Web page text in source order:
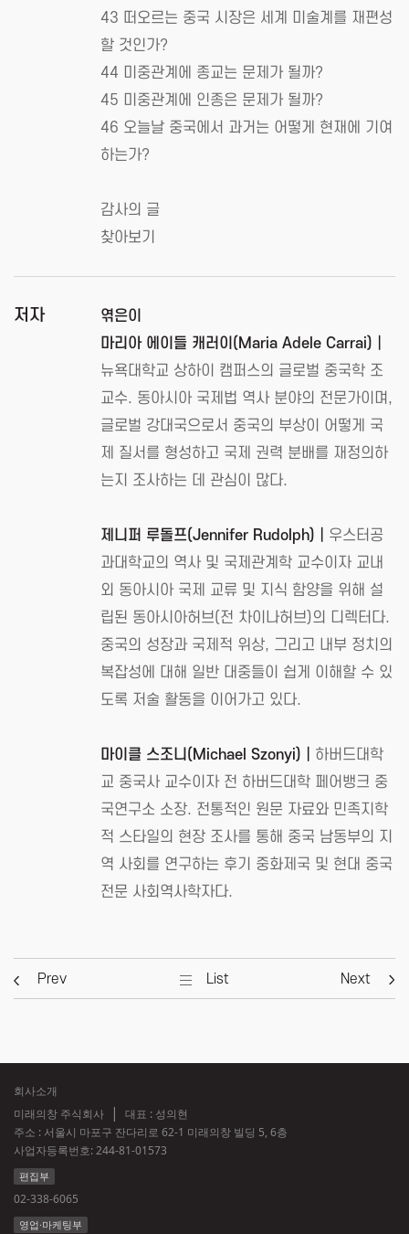
43 떠오르는 중국 시장은 세계 미술계를 재편성
할 것인가?
44 미중관계에 종교는 문제가 될까?
45 미중관계에 인종은 문제가 될까?
46 오늘날 중국에서 과거는 어떻게 현재에 기여
하는가?
감사의 글
찾아보기
저자
엮은이
마리아 에이들 캐러이(Maria Adele Carrai)┃
뉴욕대학교 상하이 캠퍼스의 글로벌 중국학 조
교수. 동아시아 국제법 역사 분야의 전문가이며,
글로벌 강대국으로서 중국의 부상이 어떻게 국
제 질서를 형성하고 국제 권력 분배를 재정의하
는지 조사하는 데 관심이 많다.
제니퍼 루돌프(Jennifer Rudolph)┃ 우스터공
과대학교의 역사 및 국제관계학 교수이자 교내
외 동아시아 국제 교류 및 지식 함양을 위해 설
립된 동아시아허브(전 차이나허브)의 디렉터다.
중국의 성장과 국제적 위상, 그리고 내부 정치의
복잡성에 대해 일반 대중들이 쉽게 이해할 수 있
도록 저술 활동을 이어가고 있다.
마이클 스조니(Michael Szonyi)┃ 하버드대학
교 중국사 교수이자 전 하버드대학 페어뱅크 중
국연구소 소장. 전통적인 원문 자료와 민족지학
적 스타일의 현장 조사를 통해 중국 남동부의 지
역 사회를 연구하는 후기 중화제국 및 현대 중국
전문 사회역사학자다.
Prev List Next
회사소개
미래의창 주식회사
대표 : 성의현
주소 : 서울시 마포구 잔다리로 62-1 미래의창 빌딩 5, 6층
사업자등록번호:244-81-01573
편집부
02-338-6065
영업·마케팅부